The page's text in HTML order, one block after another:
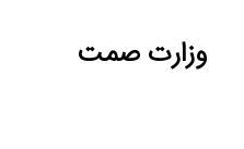
وزارت صمت